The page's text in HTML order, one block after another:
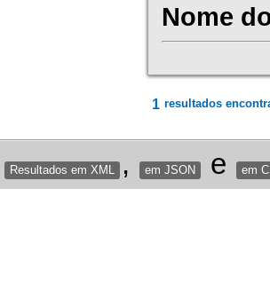
Nome
1 resultados
Resultados em XML , em JSON e em